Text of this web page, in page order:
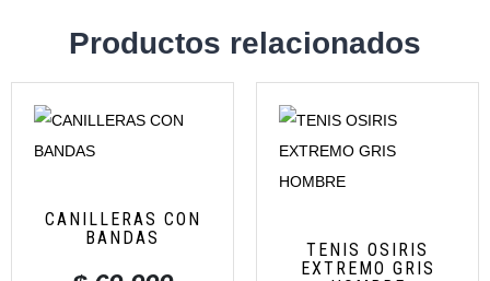
Productos relacionados
CANILLERAS CON
BANDAS
TENIS OSIRIS
EXTREMO GRIS